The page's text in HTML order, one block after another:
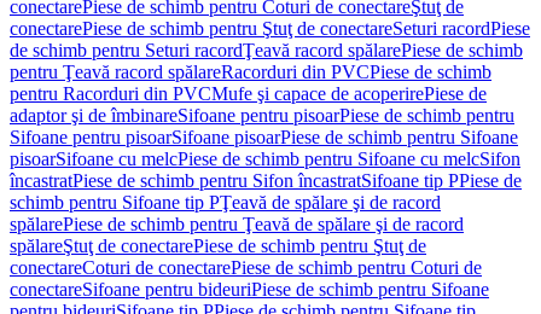
conectarePiese de schimb pentru Coturi de conectareŞtuţ de
conectarePiese de schimb pentru Ştuţ de conectareSeturi racordPiese
de schimb pentru Seturi racordŢeavă racord spălarePiese de schimb
pentru Ţeavă racord spălareRacorduri din PVCPiese de schimb
pentru Racorduri din PVCMufe şi capace de acoperirePiese de
adaptor şi de îmbinareSifoane pentru pisoarPiese de schimb pentru
Sifoane pentru pisoarSifoane pisoarPiese de schimb pentru Sifoane
pisoarSifoane cu melcPiese de schimb pentru Sifoane cu melcSifon
încastratPiese de schimb pentru Sifon încastratSifoane tip PPiese de
schimb pentru Sifoane tip PŢeavă de spălare şi de racord
spălarePiese de schimb pentru Ţeavă de spălare şi de racord
spălareŞtuţ de conectarePiese de schimb pentru Ştuţ de
conectareCoturi de conectarePiese de schimb pentru Coturi de
conectareSifoane pentru bideuriPiese de schimb pentru Sifoane